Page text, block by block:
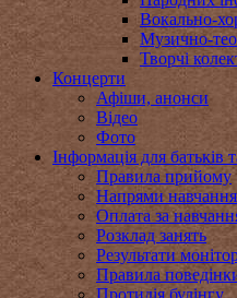
Вокально-
Музично-
Творчі
Концерти
Афіши, анонси
Відео
Фото
Інформація для батьків
Правила прийому
Напрями навчання
Оплата за
Розклад занять
Результати
Правила
Протидія булінгу